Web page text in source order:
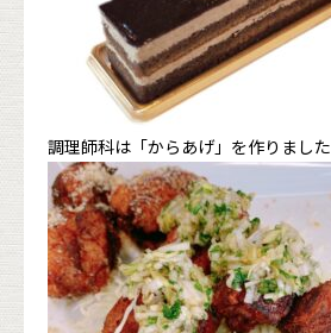
調理師科は「からあげ」を作りました